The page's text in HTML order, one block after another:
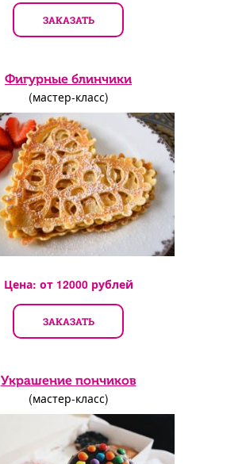
ЗАКАЗАТЬ
Фигурные блинчики
(мастер-класс)
Цена: от 12000рублей
ЗАКАЗАТЬ
Украшение пончиков
(мастер-класс)